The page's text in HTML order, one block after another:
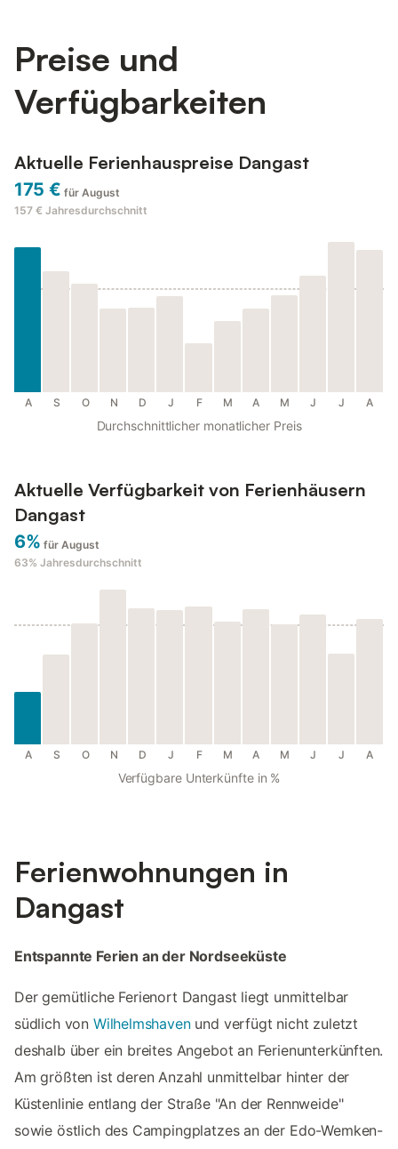
Preise und
Verfügbarkeiten
Aktuelle Ferienhauspreise Dangast
175 € für August
157 € Jahresdurchschnitt
A S O N D J F M A M J J A
Durchschnittlicher monatlicher Preis
Aktuelle Verfügbarkeit von Ferienhäusern
Dangast
6% für August
63% Jahresdurchschnitt
A S O N D J F M A M J J A
Verfügbare Unterkünfte in %
Ferienwohnungen in
Dangast
Entspannte Ferien an der Nordseeküste
Der gemütliche Ferienort Dangast liegt unmittelbar
südlich von Wilhelmshavenund verfügt nicht zuletzt
deshalb über ein breites Angebot an Ferienunterkünften.
Am größten ist deren Anzahl unmittelbar hinter der
Küstenlinie entlang der Straße "An der Rennweide"
sowie östlich des Campingplatzes an der Edo-Wemken-